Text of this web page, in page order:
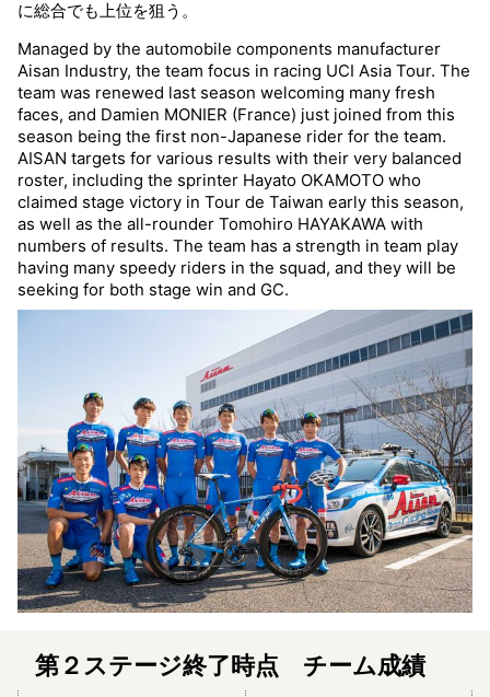
オンラインショップ
Instagram Instagram
Twitter Twitter
Facebook Facebook
に総合でも上位を狙う。
Managed by the automobile components manufacturer
Aisan Industry, the team focus in racing UCI Asia Tour. The
team was renewed last season welcoming many fresh
faces, and Damien MONIER (France) just joined from this
season being the first non-Japanese rider for the team.
AISAN targets for various results with their very balanced
roster, including the sprinter Hayato OKAMOTO who
claimed stage victory in Tour de Taiwan early this season,
as well as the all-rounder Tomohiro HAYAKAWA with
numbers of results. The team has a strength in team play
having many speedy riders in the squad, and they will be
seeking for both stage win and GC.
第２ステージ終了時点 チーム成績